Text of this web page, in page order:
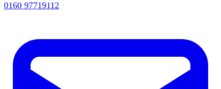
0160 97719112